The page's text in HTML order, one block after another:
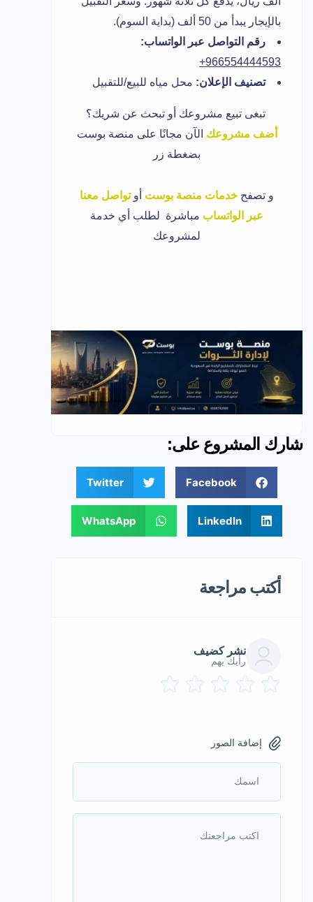
بالإيجار يبدأ من 50 ألف (بداية السوم).
رقم التواصل عبر الواتساب:
966554444593+
تصنيف الإعلان: محل مياه للبيع/للتقبيل
تبغى تبيع مشروعك أو تبحث عن شريك؟
أضف مشروعك الآن مجانًا على منصة بوست
بضغطة زر
و تصفح خدمات منصة بوست أو تواصل معنا
عبر الواتساب مباشرة لطلب أي خدمة
لمشروعك
شارك المشروع على:
Facebook
Twitter
LinkedIn
WhatsApp
أكتب مراجعة
نشر كضيف
رأيك يهم
إضافة الصور